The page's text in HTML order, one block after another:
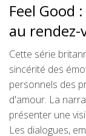
Feel
au rendez-
Cette série
sincérité des
personnels des
d'amour. La
présenter une
Les dialogues,